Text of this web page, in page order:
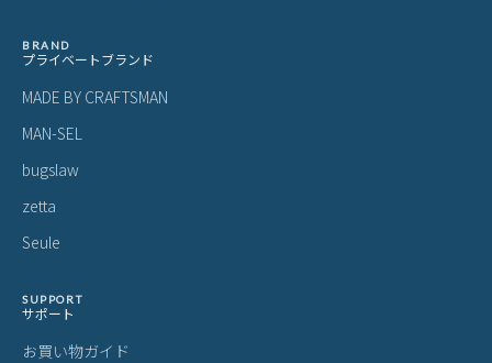
BRAND
プライベートブランド
MADE BY CRAFTSMAN
MAN-SEL
bugslaw
zetta
Seule
SUPPORT
サポート
お買い物ガイド